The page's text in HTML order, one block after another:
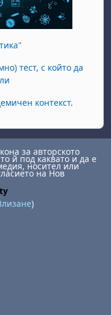
тест, с който да
контекст.
за авторското
й под каквато и да е
носител или
на Нов
)